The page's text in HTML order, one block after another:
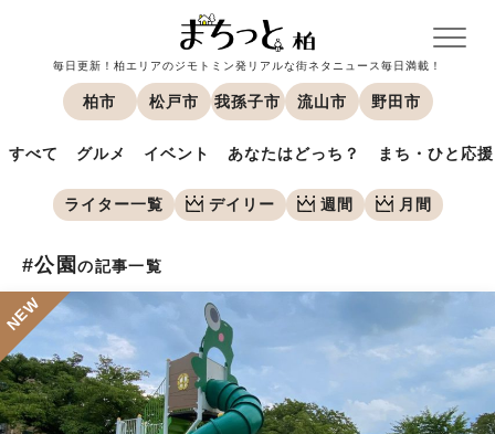
毎日更新！柏エリアのジモトミン発リアルな街ネタニュース毎日満載！
柏市 松戸市 我孫子市 流山市 野田市
すべて グルメ イベント あなたはどっち？ まち・ひと応援
ライター一覧 デイリー 週間 月間
#公園の記事一覧